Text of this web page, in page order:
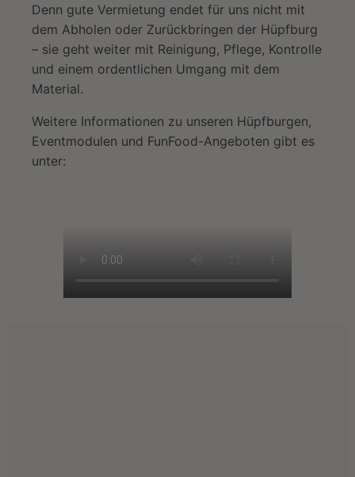
Denn gute Vermietung endet für uns nicht mit
dem Abholen oder Zurückbringen der Hüpfburg
– sie geht weiter mit Reinigung, Pflege, Kontrolle
und einem ordentlichen Umgang mit dem
Material.
Weitere Informationen zu unseren Hüpfburgen,
Eventmodulen und FunFood-Angeboten gibt es
unter: